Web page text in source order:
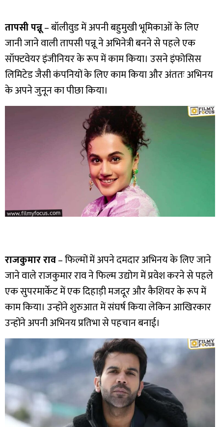
तापसी पन्नू– बॉलीवुड में अपनी बहुमुखी भूमिकाओं के लिए
जानी जाने वाली तापसी पन्नू ने अभिनेत्री बनने से पहले एक
सॉफ्टवेयर इंजीनियर के रूप में काम किया। उसने इंफोसिस
लिमिटेड जैसी कंपनियों के लिए काम किया और अंततः अभिनय
के अपने जुनून का पीछा किया।
राजकुमार राव– फिल्मों में अपने दमदार अभिनय के लिए जाने
जाने वाले राजकुमार राव ने फिल्म उद्योग में प्रवेश करने से पहले
एक सुपरमार्केट में एक दिहाड़ी मजदूर और कैशियर के रूप में
काम किया। उन्होंने शुरुआत में संघर्ष किया लेकिन आखिरकार
उन्होंने अपनी अभिनय प्रतिभा से पहचान बनाई।